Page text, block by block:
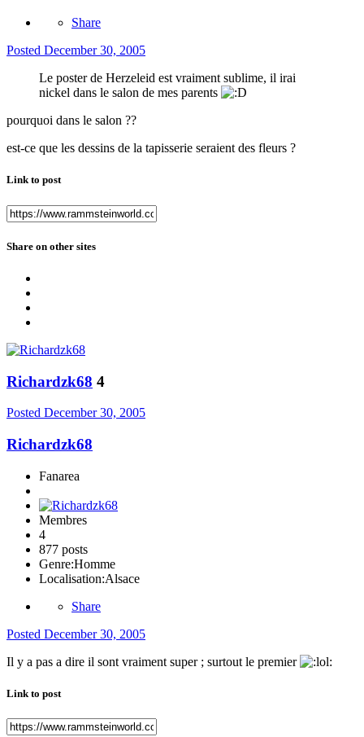
Share
Posted December 30, 2005
Le poster de Herzeleid est vraiment sublime, il irai
nickel dans le salon de mes parents
pourquoi dans le salon ??
est-ce que les dessins de la tapisserie seraient des fleurs ?
Link to post
Share on other sites
Richardzk68 4
Posted December 30, 2005
Richardzk68
Fanarea
Membres
4
877 posts
Genre:Homme
Localisation:Alsace
Share
Posted December 30, 2005
Il y a pas a dire il sont vraiment super ; surtout le premier
Link to post